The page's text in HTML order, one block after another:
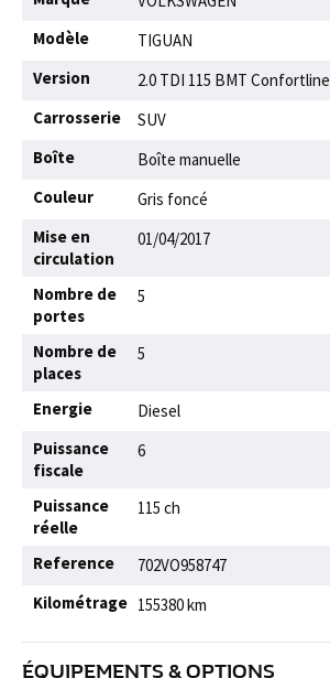
Modèle
TIGUAN
Version
2.0 TDI 115 BMT Confortline
Carrosserie
SUV
Boîte
Boîte manuelle
Couleur
Gris foncé
Mise en
circulation
01/04/2017
Nombre de
portes
5
Nombre de
places
5
Energie
Diesel
Puissance
fiscale
6
Puissance
réelle
115 ch
Reference
702VO958747
Kilométrage 155380 km
ÉQUIPEMENTS & OPTIONS